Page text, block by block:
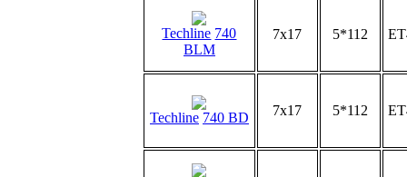
Techline 740
BLM
7x17 5*112
Techline 740 BD 7x17 5*112